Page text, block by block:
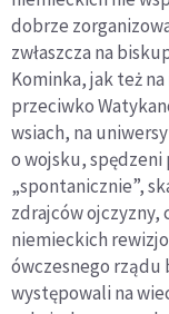
dobrze
zwłaszcza na
Kominka, jak też
przeciwko
wsiach, na
o wojsku,
„spontanicznie”,
zdrajców ojczyzny,
niemieckich
ówczesnego
występowali na